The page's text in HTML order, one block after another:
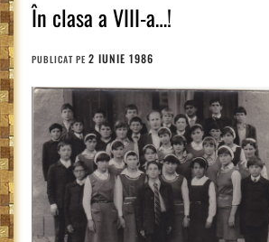
În clasa a VIII-a…!
PUBLICAT PE 2 IUNIE 1986